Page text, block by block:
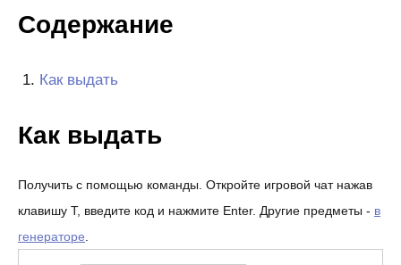
Содержание
Как выдать
Как выдать
Получить с помощью команды. Откройте игровой чат нажав
клавишу T, введите код и нажмите Enter. Другие предметы - в
генераторе.